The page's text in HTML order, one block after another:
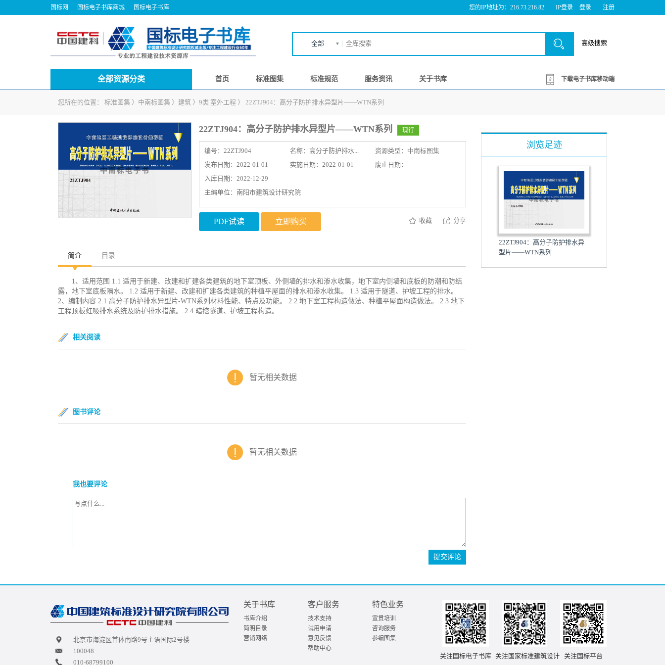
国标网 国标电子书库商城 国标电子书库 您的IP地址为：216.73.216.82 IP登录 登录 注册
全部 高级搜索
全部资源分类 首页 标准图集 标准规范 服务资讯 关于书库 下载电子书库移动端
您所在的位置： 标准图集 〉 中南标图集 〉 建筑 〉 9类 室外工程 〉 22ZTJ904：高分子防护排水异型片——WTN系列
22ZTJ904：高分子防护排水异型片——WTN系列 现行
编号： 22ZTJ904 名称： 高分子防护排水...
资源类型：中南标图集
发布日期：2022-01-01
实施日期：2022-01-01
废止日期：-
入库日期：2022-12-29
主编单位：南阳市建筑设计研究院
PDF试读 立即购买 收藏 分享
简介 目录
1、适用范围 1.1 适用于新建、改建和扩建各类建筑的地下室顶板、外侧墙的排水和渗水收集，地下室内侧墙和底板的防潮和防结
露，地下室底板隔水。 1.2 适用于新建、改建和扩建各类建筑的种植平屋面的排水和渗水收集。 1.3 适用于隧道、护坡工程的排水。
2、编制内容 2.1 高分子防护排水异型片-WTN系列材料性能、特点及功能。 2.2 地下室工程构造做法、种植平屋面构造做法。 2.3 地下
工程顶板虹吸排水系统及防护排水措施。 2.4 暗挖隧道、护坡工程构造。
相关阅读
暂无相关数据
图书评论
暂无相关数据
我也要评论
提交评论
浏览足迹
22ZTJ904：高分子防护排水异
型片——WTN系列
北京市海淀区首体南路9号主语国际2号楼
100048
010-68799100
关于书库
书库介绍
简明目录
营销网络
客户服务
技术支持
试用申请
意见反馈
帮助中心
特色业务
宣贯培训
咨询服务
参编图集
关注国标电子书库 关注国家标准建筑设计 关注国标平台